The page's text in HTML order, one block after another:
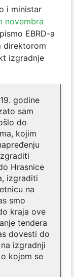
i ministar
novembra
EBRD-a
direktorom
izgradnje
godine
sam
do
kojim
Hrasnice
izgraditi
na
smo
kraja ove
tendera
dovesti do
izgradnji
kojem se